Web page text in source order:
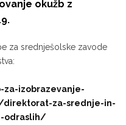
okužb z
.
za srednješolske zavode
izobrazevanje-
za-srednje-in-
odraslih/